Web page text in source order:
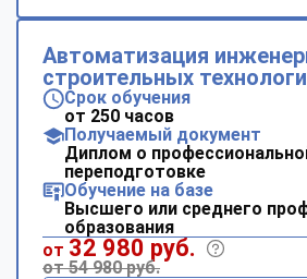
Автоматизация
строительных
Срок обучения
от 250 часов
Получаемый документ
Диплом о
переподготовке
Обучение на базе
Высшего или среднего
образования
от 32 980 руб.
от 54 980 руб.